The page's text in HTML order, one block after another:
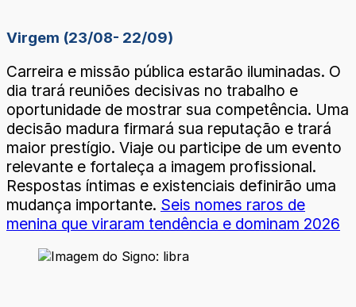
Virgem (23/08- 22/09)
Carreira e missão pública estarão iluminadas. O
dia trará reuniões decisivas no trabalho e
oportunidade de mostrar sua competência. Uma
decisão madura firmará sua reputação e trará
maior prestígio. Viaje ou participe de um evento
relevante e fortaleça a imagem profissional.
Respostas íntimas e existenciais definirão uma
mudança importante. Seis nomes raros de
menina que viraram tendência e dominam 2026